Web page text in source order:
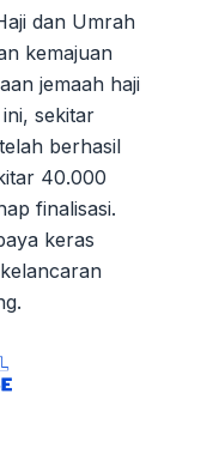
dan Umrah
kemajuan
jemaah haji
sekitar
berhasil
40.000
finalisasi.
keras